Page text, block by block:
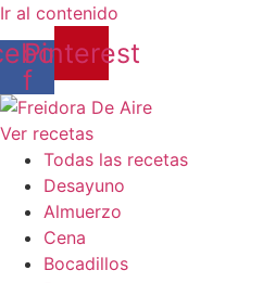
Ir al contenido
f
Pinterest
Ver recetas
Todas las recetas
Desayuno
Almuerzo
Cena
Bocadillos